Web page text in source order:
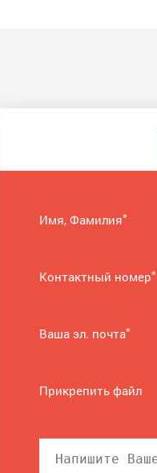
Имя, Фамилия*
Контактный номер*
Ваша эл. почта*
Прикрепить файл